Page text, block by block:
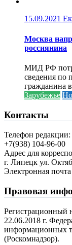
15.09.2021
Москва
россиянина
МИД РФ
сведения по
гражданина
Зарубежье
Контакты
Телефон редакции:
+7(938) 104-96-00
Адрес для
г. Липецк ул.
Электронная
Правовая
22.06.2018 г.
информационных
(Роскомнадзор).